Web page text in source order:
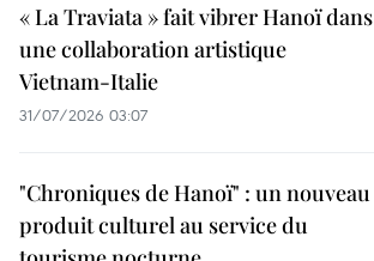
« La Traviata » fait vibrer Hanoï dans
une collaboration artistique
Vietnam-Italie
31/07/2026 03:07
"Chroniques de Hanoï" : un nouveau
produit culturel au service du